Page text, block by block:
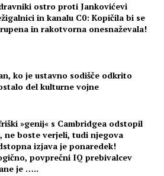
ostro proti Jankovićevi
in kanalu C0: Kopičila bi se
in rakotvorna onesnaževala!
ko je ustavno sodišče odkrito
del kulturne vojne
»genij« s Cambridgea odstopil
ne boste verjeli, tudi njegova
izjava je ponaredek!
povprečni IQ prebivalcev
je …..